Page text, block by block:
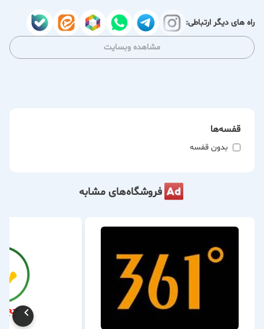
راه های دیگر ارتباطی:
مشاهده وبسایت
قفسه‌ها
بدون قفسه
فروشگاه‌های مشابه